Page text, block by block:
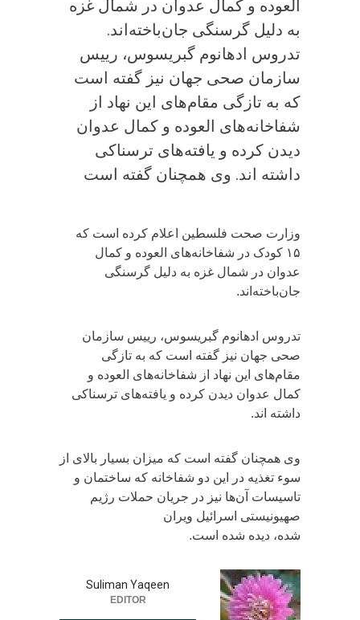
العوده و کمال عدوان در شمال غزه
به دلیل گرسنگی جان‌باخته‌اند.
تدروس ادهانوم گبریسوس، رییس
سازمان صحی جهان نیز گفته است
که به تازگی مقام‌های این نهاد از
شفاخانه‌های العوده و کمال عدوان
دیدن کرده و یافته‌های ترسناکی
داشته اند. وی همچنان گفته است
وزارت صحت فلسطین اعلام کرده است که
۱۵ کودک در شفاخانه‌های العوده و کمال
عدوان در شمال غزه به دلیل گرسنگی
جان‌باخته‌اند.
تدروس ادهانوم گبریسوس، رییس سازمان
صحی جهان نیز گفته است که به تازگی
مقام‌های این نهاد از شفاخانه‌های العوده و
کمال عدوان دیدن کرده و یافته‌های ترسناکی
داشته اند.
وی همچنان گفته است که میزان بسیار بالای از
سوء تغذیه در این دو شفاخانه که ساختمان و
تاسیسات آن‌ها نیز در جریان حملات رژیم
صهیونیستی اسرائیل ویران
شده، دیده شده است.
Suliman Yaqeen
EDITOR